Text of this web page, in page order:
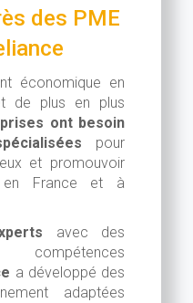
des PME
économique en
de plus en plus
ont besoin
pour
et promouvoir
en France et à
avec des
a développé des
adaptées